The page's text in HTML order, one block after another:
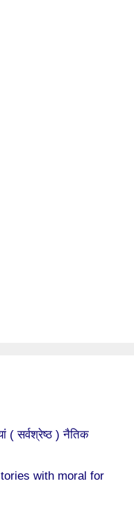
( सर्वश्रेष्ठ ) नैतिक
with moral for